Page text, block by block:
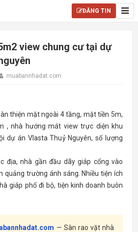
ĐĂNG TIN
view chung cư tại dự
muabannhadat.com
thiện mặt ngoài 4 tầng, mặt tiền 5m,
, nhà hướng mát view trực diện khu
dự án Vlasta Thuỷ Nguyên, số lượng
địa, nhà gần đầu dãy giáp cổng vào
quảng trường ánh sáng. Nhiều tiện ích
giáp phố đi bộ, tiện kinh doanh buôn
— Sàn rao vặt nhà